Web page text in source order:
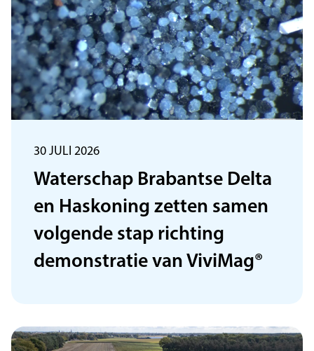
Waterschap Brabantse Delta
en Haskoning zetten samen
volgende stap richting
demonstratie van ViviMag®
30 JULI 2026